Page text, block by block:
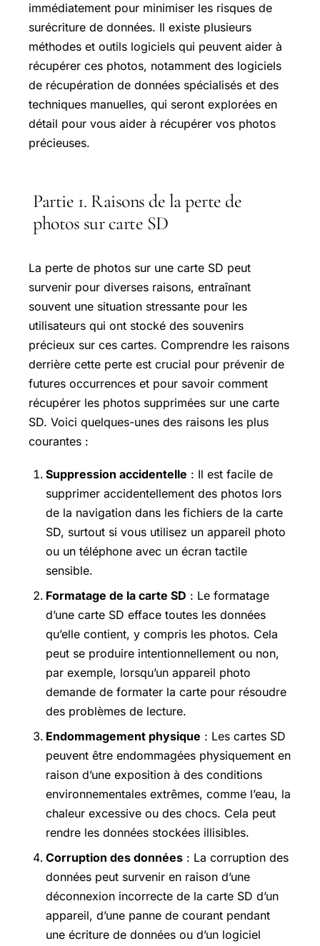
immédiatement pour minimiser les risques de
surécriture de données. Il existe plusieurs
méthodes et outils logiciels qui peuvent aider à
récupérer ces photos, notamment des logiciels
de récupération de données spécialisés et des
techniques manuelles, qui seront explorées en
détail pour vous aider à récupérer vos photos
précieuses.
Partie 1. Raisons de la perte de
photos sur carte SD
La perte de photos sur une carte SD peut
survenir pour diverses raisons, entraînant
souvent une situation stressante pour les
utilisateurs qui ont stocké des souvenirs
précieux sur ces cartes. Comprendre les raisons
derrière cette perte est crucial pour prévenir de
futures occurrences et pour savoir comment
récupérer les photos supprimées sur une carte
SD. Voici quelques-unes des raisons les plus
courantes :
Suppression accidentelle : Il est facile de
supprimer accidentellement des photos lors
de la navigation dans les fichiers de la carte
SD, surtout si vous utilisez un appareil photo
ou un téléphone avec un écran tactile
sensible.
Formatage de la carte SD : Le formatage
d’une carte SD efface toutes les données
qu’elle contient, y compris les photos. Cela
peut se produire intentionnellement ou non,
par exemple, lorsqu’un appareil photo
demande de formater la carte pour résoudre
des problèmes de lecture.
Endommagement physique : Les cartes SD
peuvent être endommagées physiquement en
raison d’une exposition à des conditions
environnementales extrêmes, comme l’eau, la
chaleur excessive ou des chocs. Cela peut
rendre les données stockées illisibles.
Corruption des données : La corruption des
données peut survenir en raison d’une
déconnexion incorrecte de la carte SD d’un
appareil, d’une panne de courant pendant
une écriture de données ou d’un logiciel